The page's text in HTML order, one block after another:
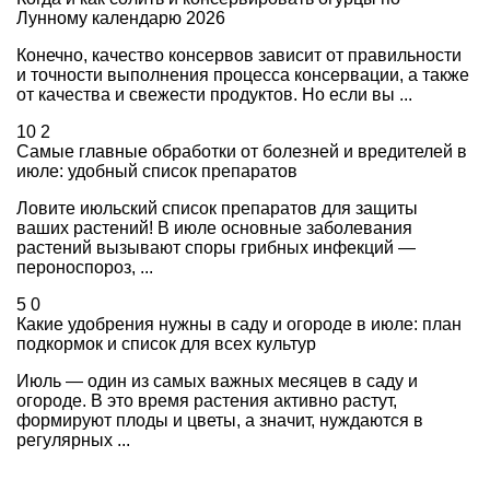
Лунному календарю 2026
Конечно, качество консервов зависит от правильности
и точности выполнения процесса консервации, а также
от качества и свежести продуктов. Но если вы ...
10 2
Самые главные обработки от болезней и вредителей в
июле: удобный список препаратов
Ловите июльский список препаратов для защиты
ваших растений! В июле основные заболевания
растений вызывают споры грибных инфекций —
пероноспороз, ...
5 0
Какие удобрения нужны в саду и огороде в июле: план
подкормок и список для всех культур
Июль — один из самых важных месяцев в саду и
огороде. В это время растения активно растут,
формируют плоды и цветы, а значит, нуждаются в
регулярных ...